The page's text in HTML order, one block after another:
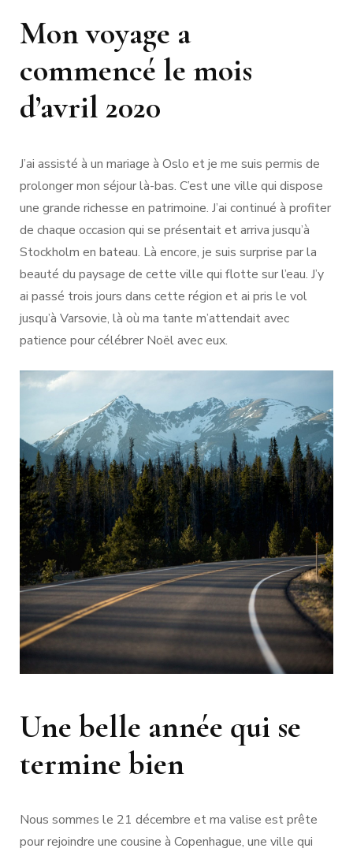
Mon voyage a
commencé le mois
d’avril 2020
J’ai assisté à un mariage à Oslo et je me suis permis de
prolonger mon séjour là-bas. C’est une ville qui dispose
une grande richesse en patrimoine. J’ai continué à profiter
de chaque occasion qui se présentait et arriva jusqu’à
Stockholm en bateau. Là encore, je suis surprise par la
beauté du paysage de cette ville qui flotte sur l’eau. J’y
ai passé trois jours dans cette région et ai pris le vol
jusqu’à Varsovie, là où ma tante m’attendait avec
patience pour célébrer Noël avec eux.
Une belle année qui se
termine bien
Nous sommes le 21 décembre et ma valise est prête
pour rejoindre une cousine à Copenhague, une ville qui